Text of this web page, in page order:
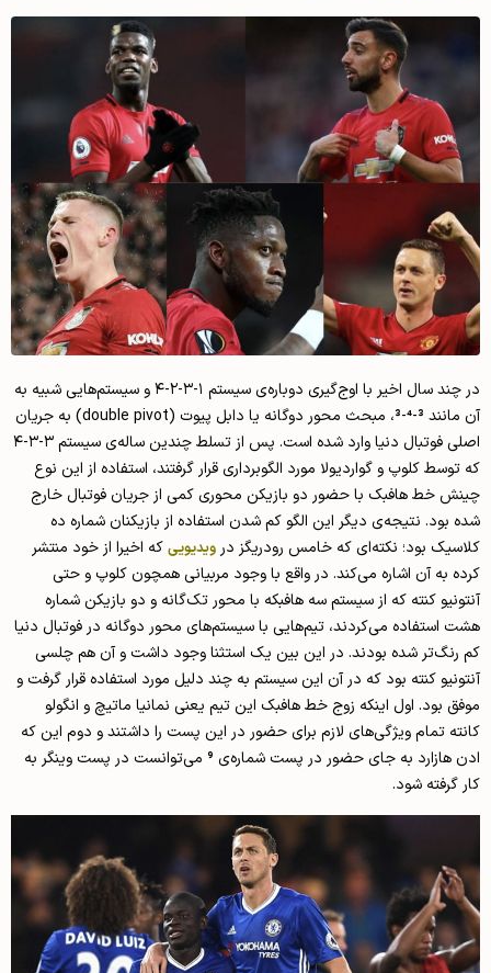
در چند سال اخیر با اوج‌گیری دوباره‌ی سیستم ۱-۳-۲-۴ و سیستم‌هایی شبیه به
آن مانند 3-4-3، مبحث محور دوگانه یا دابل پیوت (double pivot) به جریان
اصلی فوتبال دنیا وارد شده‌ است. پس از تسلط چندین ساله‌ی سیستم ۳-۳-۴
که توسط کلوپ و گواردیولا مورد الگوبرداری قرار گرفتند، استفاده از این نوع
چینش خط هافبک با حضور دو بازیکن محوری کمی از جریان فوتبال خارج
شده بود. نتیجه‌ی دیگر این الگو کم شدن استفاده از بازیکنان شماره ده
کلاسیک بود؛ نکته‌ای که خامس رودریگز در ویدیویی که اخیرا از خود منتشر
کرده به آن اشاره می‌کند. در واقع با وجود مربیانی همچون کلوپ و حتی
آنتونیو کنته که از سیستم سه هافبکه با محور تک‌گانه و دو بازیکن شماره
هشت استفاده می‌کردند، تیم‌هایی با سیستم‌های محور دوگانه در فوتبال دنیا
کم رنگ‌تر شده بودند. در این بین یک استثنا وجود داشت و آن هم چلسی
آنتونیو کنته بود که در آن این سیستم به چند دلیل مورد استفاده قرار گرفت و
موفق بود. اول اینکه زوج خط هافبک این تیم یعنی نمانیا ماتیچ و انگولو
کانته تمام ویژگی‌های لازم برای حضور در این پست را داشتند و دوم این که
ادن هازارد به جای حضور در پست شماره‌ی 9 می‌توانست در پست وینگر به
کار گرفته شود.